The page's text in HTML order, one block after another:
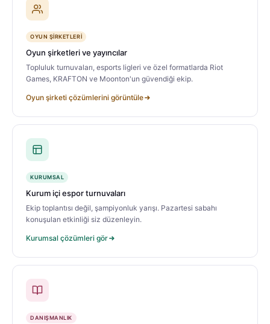
OYUN ŞIRKETLERI
Oyun şirketleri ve yayıncılar
Topluluk turnuvaları, esports ligleri ve özel formatlarda Riot
Games, KRAFTON ve Moonton'un güvendiği ekip.
Oyun şirketi çözümlerini görüntüle
KURUMSAL
Kurum içi espor turnuvaları
Ekip toplantısı değil, şampiyonluk yarışı. Pazartesi sabahı
konuşulan etkinliği siz düzenleyin.
Kurumsal çözümleri gör
DANIŞMANLIK